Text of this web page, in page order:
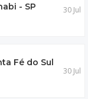
- SP 30 Jul
Fé do Sul
30 Jul